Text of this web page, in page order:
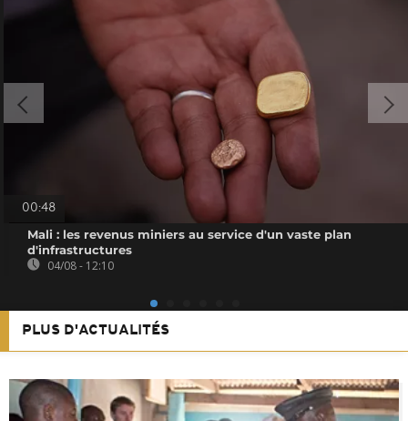
00:48
Mali : les revenus miniers au service d'un vaste plan
d'infrastructures
04/08 - 12:10
PLUS D'ACTUALITÉS